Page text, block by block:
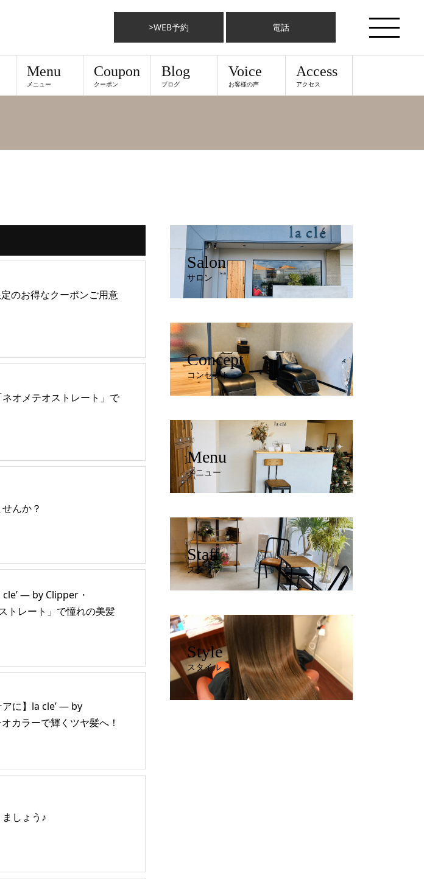
>WEB予約 電話
Menu
メニュー
Coupon
クーポン
Blog
ブログ
Voice
お客様の声
Access
アクセス
のお得なクーポンご用意
オメテオストレート」で
んか？
cle’ ― by Clipper・
トレート」で憧れの美髪
アに】la cle’ ― by
カラーで輝くツヤ髪へ！
しょう♪
Salon
サロン
Concept
コンセプト
Menu
メニュー
Staff
スタッフ
Style
スタイル